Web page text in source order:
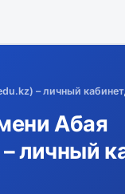
– личный
Абая
личный